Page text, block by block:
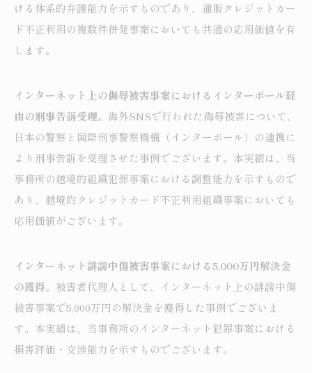
ける体系的弁護能力を示すものであり、通販クレジットカー
ド不正利用の複数件併発事案においても共通の応用価値を有
します。
インターネット上の侮辱被害事案におけるインターポール経
由の刑事告訴受理。海外SNSで行われた侮辱被害について、
日本の警察と国際刑事警察機構（インターポール）の連携に
より刑事告訴を受理させた事例でございます。本実績は、当
事務所の越境的組織犯罪事案における調整能力を示すもので
あり、越境的クレジットカード不正利用組織事案においても
応用価値がございます。
インターネット誹謗中傷被害事案における5,000万円解決金
の獲得。被害者代理人として、インターネット上の誹謗中傷
被害事案で5,000万円の解決金を獲得した事例でございま
す。本実績は、当事務所のインターネット犯罪事案における
損害評価・交渉能力を示すものでございます。